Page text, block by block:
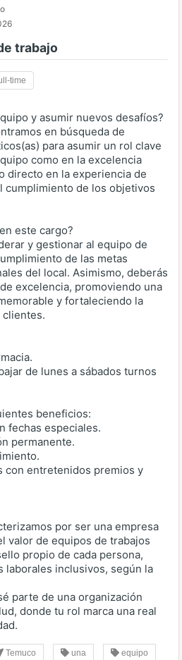
trabajo
time
y asumir nuevos desafíos?
en búsqueda de
para asumir un rol clave
como en la excelencia
directo en la experiencia de
cumplimiento de los objetivos
este cargo?
y gestionar al equipo de
de las metas
del local. Asimismo, deberás
excelencia, promoviendo una
y fortaleciendo la
de lunes a sábados turnos
beneficios:
fechas especiales.
permanente.
con entretenidos premios y
por ser una empresa
valor de equipos de trabajos
propio de cada persona,
laborales inclusivos, según la
parte de una organización
donde tu rol marca una real
Temuco una equipo